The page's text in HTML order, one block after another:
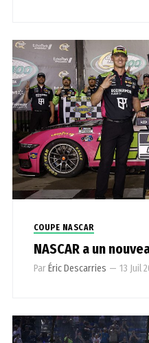
COUPE NASCAR
NASCAR a un
ParÉric Descarries — 13 Juil